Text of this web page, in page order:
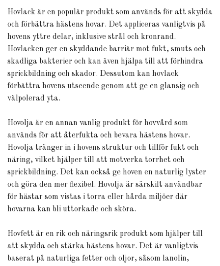
Hovlack är en populär produkt som används för att skydda
och förbättra hästens hovar. Det appliceras vanligtvis på
hovens yttre delar, inklusive strål och kronrand.
Hovlacken ger en skyddande barriär mot fukt, smuts och
skadliga bakterier och kan även hjälpa till att förhindra
sprickbildning och skador. Dessutom kan hovlack
förbättra hovens utseende genom att ge en glansig och
välpolerad yta.
Hovolja är en annan vanlig produkt för hovvård som
används för att återfukta och bevara hästens hovar.
Hovolja tränger in i hovens struktur och tillför fukt och
näring, vilket hjälper till att motverka torrhet och
sprickbildning. Det kan också ge hoven en naturlig lyster
och göra den mer flexibel. Hovolja är särskilt användbar
för hästar som vistas i torra eller hårda miljöer där
hovarna kan bli uttorkade och sköra.
Hovfett är en rik och näringsrik produkt som hjälper till
att skydda och stärka hästens hovar. Det är vanligtvis
baserat på naturliga fetter och oljor, såsom lanolin,